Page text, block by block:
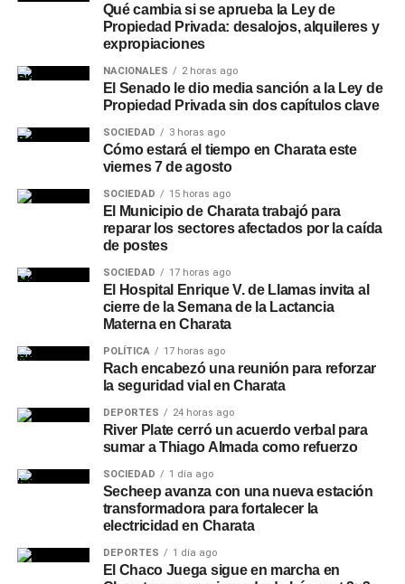
Qué cambia si se aprueba la Ley de
Propiedad Privada: desalojos, alquileres y
expropiaciones
NACIONALES 2 horas ago
El Senado le dio media sanción a la Ley de
Propiedad Privada sin dos capítulos clave
SOCIEDAD 3 horas ago
Cómo estará el tiempo en Charata este
viernes 7 de agosto
SOCIEDAD 15 horas ago
El Municipio de Charata trabajó para
reparar los sectores afectados por la caída
de postes
SOCIEDAD 17 horas ago
El Hospital Enrique V. de Llamas invita al
cierre de la Semana de la Lactancia
Materna en Charata
POLÍTICA 17 horas ago
Rach encabezó una reunión para reforzar
la seguridad vial en Charata
DEPORTES 24 horas ago
River Plate cerró un acuerdo verbal para
sumar a Thiago Almada como refuerzo
SOCIEDAD 1 día ago
Secheep avanza con una nueva estación
transformadora para fortalecer la
electricidad en Charata
DEPORTES 1 día ago
El Chaco Juega sigue en marcha en